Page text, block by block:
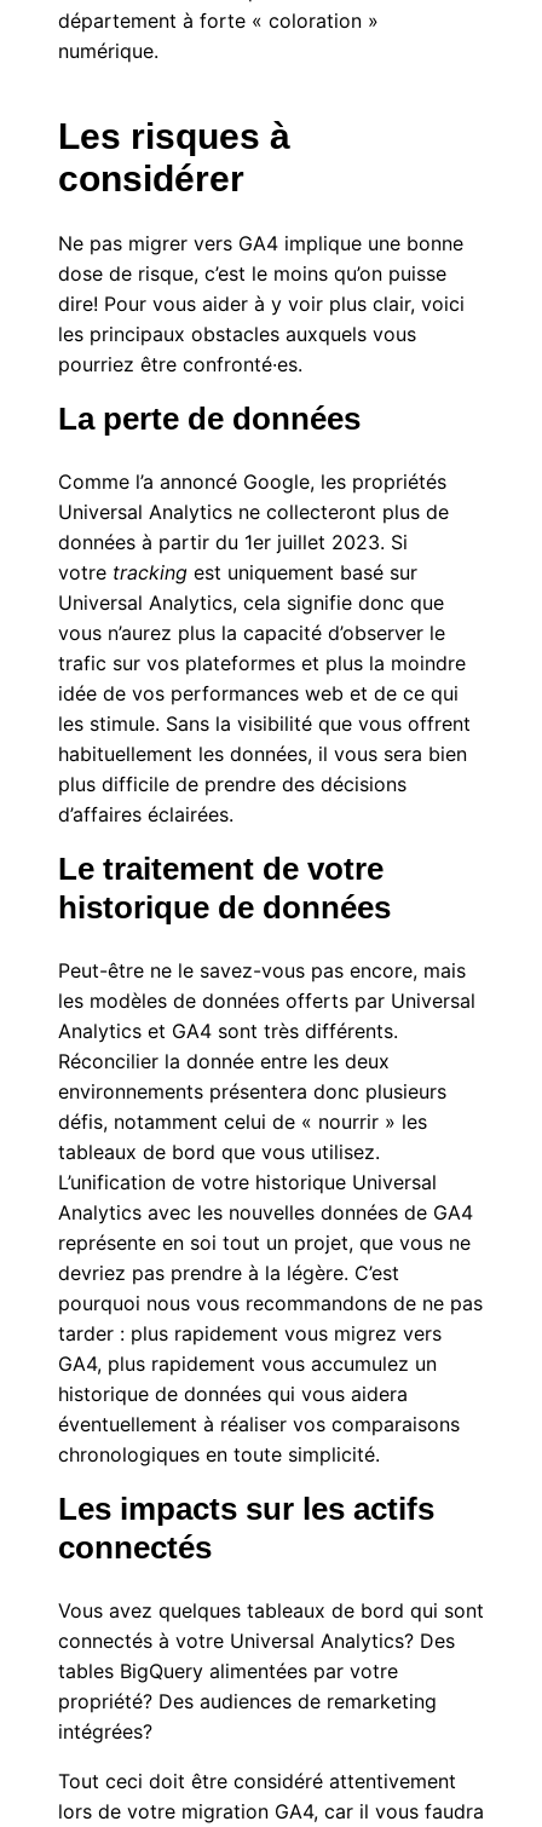
département à forte « coloration »
numérique.
Les risques à
considérer
Ne pas migrer vers GA4 implique une bonne
dose de risque, c’est le moins qu’on puisse
dire! Pour vous aider à y voir plus clair, voici
les principaux obstacles auxquels vous
pourriez être confronté·es.
La perte de données
Comme l’a annoncé Google, les propriétés
Universal Analytics ne collecteront plus de
données à partir du 1er juillet 2023. Si
votre tracking est uniquement basé sur
Universal Analytics, cela signifie donc que
vous n’aurez plus la capacité d’observer le
trafic sur vos plateformes et plus la moindre
idée de vos performances web et de ce qui
les stimule. Sans la visibilité que vous offrent
habituellement les données, il vous sera bien
plus difficile de prendre des décisions
d’affaires éclairées.
Le traitement de votre
historique de données
Peut-être ne le savez-vous pas encore, mais
les modèles de données offerts par Universal
Analytics et GA4 sont très différents.
Réconcilier la donnée entre les deux
environnements présentera donc plusieurs
défis, notamment celui de « nourrir » les
tableaux de bord que vous utilisez.
L’unification de votre historique Universal
Analytics avec les nouvelles données de GA4
représente en soi tout un projet, que vous ne
devriez pas prendre à la légère. C’est
pourquoi nous vous recommandons de ne pas
tarder : plus rapidement vous migrez vers
GA4, plus rapidement vous accumulez un
historique de données qui vous aidera
éventuellement à réaliser vos comparaisons
chronologiques en toute simplicité.
Les impacts sur les actifs
connectés
Vous avez quelques tableaux de bord qui sont
connectés à votre Universal Analytics? Des
tables BigQuery alimentées par votre
propriété? Des audiences de remarketing
intégrées?
Tout ceci doit être considéré attentivement
lors de votre migration GA4, car il vous faudra